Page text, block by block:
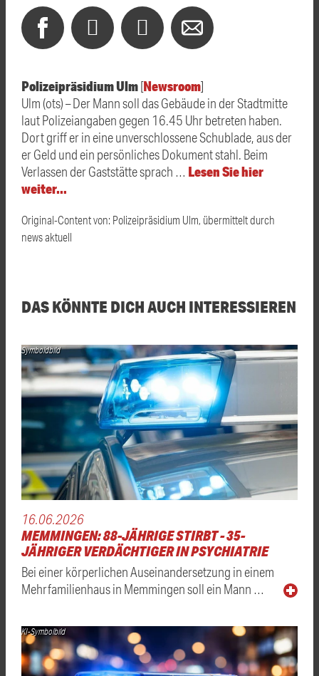
Polizeipräsidium Ulm[Newsroom]
Ulm (ots) – Der Mann soll das Gebäude in der Stadtmitte
laut Polizeiangaben gegen 16.45 Uhr betreten haben.
Dort griff er in eine unverschlossene Schublade, aus der
er Geld und ein persönliches Dokument stahl. Beim
Verlassen der Gaststätte sprach … Lesen Sie hier
weiter…
Original-Content von: Polizeipräsidium Ulm, übermittelt durch
news aktuell
DAS KÖNNTE DICH AUCH INTERESSIEREN
Symboldbild
16.06.2026
MEMMINGEN: 88-JÄHRIGE STIRBT - 35-
JÄHRIGER VERDÄCHTIGER IN PSYCHIATRIE
Bei einer körperlichen Auseinandersetzung in einem
Mehrfamilienhaus in Memmingen soll ein Mann …
KI-Symbolbild